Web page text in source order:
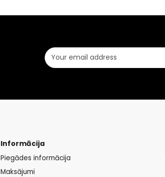
Informācija
Piegādes informācija
Maksājumi